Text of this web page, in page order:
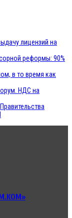
лицензий на
реформы: 90%
в то время как
НДС на